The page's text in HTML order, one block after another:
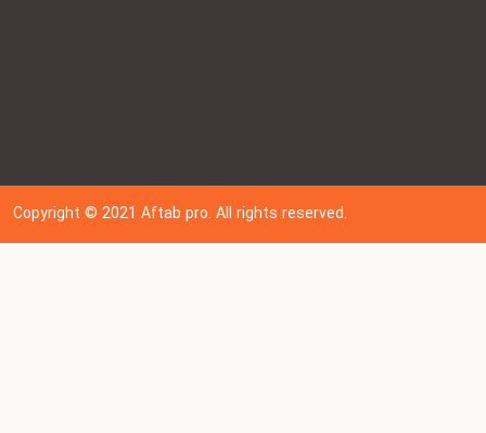
Copyright © 202 1Aftab pro. All rights reserved.